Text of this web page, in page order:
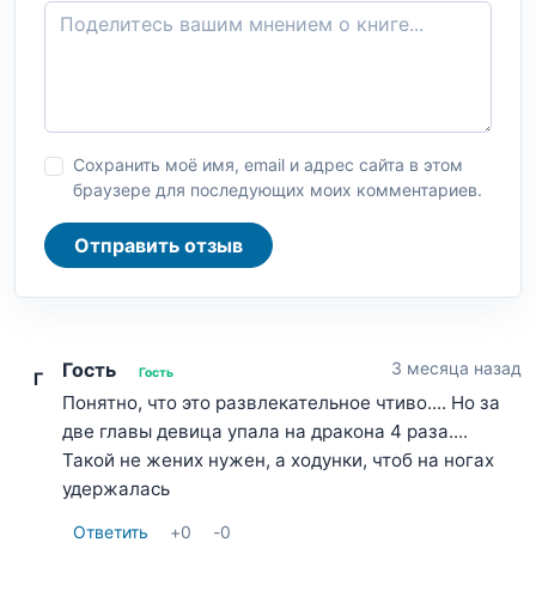
Сохранить моё имя, email и адрес сайта в этом
браузере для последующих моих комментариев.
Отправить отзыв
Г Гость Гость 3 месяца назад
Понятно, что это развлекательное чтиво.... Но за
две главы девица упала на дракона 4 раза....
Такой не жених нужен, а ходунки, чтоб на ногах
удержалась
Ответить +0 -0